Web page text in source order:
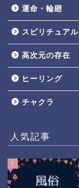
運命・輪廻
スピリチュアル
高次元の存在
ヒーリング
チャクラ
人気記事
1